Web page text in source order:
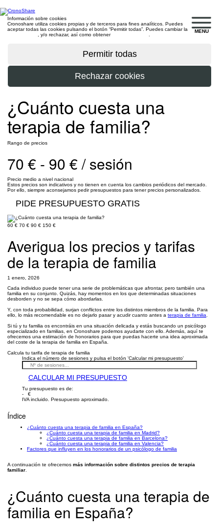
MENU
Información sobre cookies
Cronoshare utiliza cookies propias y de terceros para fines analíticos. Puedes
aceptar todas las cookies pulsando el botón “Permitir todas”. Puedes cambiar la
, y/o rechazar, así como obtener
¿Cuánto cuesta una
terapia de familia?
Rango de precios
70 € - 90 € / sesión
Precio medio a nivel nacional
Estos precios son indicativos y no tienen en cuenta los cambios periódicos del mercado.
Por ello, siempre aconsejamos pedir presupuestos para tener precios personalizados.
PIDE PRESUPUESTO GRATIS
60 € 70 € 90 € 150 €
Averigua los precios y tarifas
de la terapia de familia
1 enero, 2026
Cada individuo puede tener una serie de problemáticas que afrontar, pero también una
familia en su conjunto. Quizás, hay momentos en los que determinadas situaciones
desborden y no se sepa cómo abordarlas.
Y, con toda probabilidad, surjan conflictos entre los distintos miembros de la familia. Para
ello, lo más recomendable es no dejarlo pasar y acudir cuanto antes a terapia de familia
Si tú y tu familia os encontráis en una situación delicada y estás buscando un psicólogo
especializado en familias, en Cronoshare podemos ayudarte con ello. Además, aquí te
ofrecemos una estimación de honorarios para que puedas hacerte una idea aproximada
del coste de la terapia de familia en España.
Calcula tu tarifa de terapia de familia
Indica el número de sesiones y pulsa el botón 'Calcular mi presupuesto'
CALCULAR MI PRESUPUESTO
Tu presupuesto es de:
- €
IVA incluido. Presupuesto aproximado.
Índice
¿Cuánto cuesta una terapia de familia en España?
¿Cuánto cuesta una terapia de familia en Madrid?
¿Cuánto cuesta una terapia de familia en Barcelona?
¿Cuánto cuesta una terapia de familia en Valencia?
Factores que influyen en los honorarios de un psicólogo de familia
A continuación te ofrecemos más información sobre distintos precios de terapia
familiar
¿Cuánto cuesta una terapia de
familia en España?